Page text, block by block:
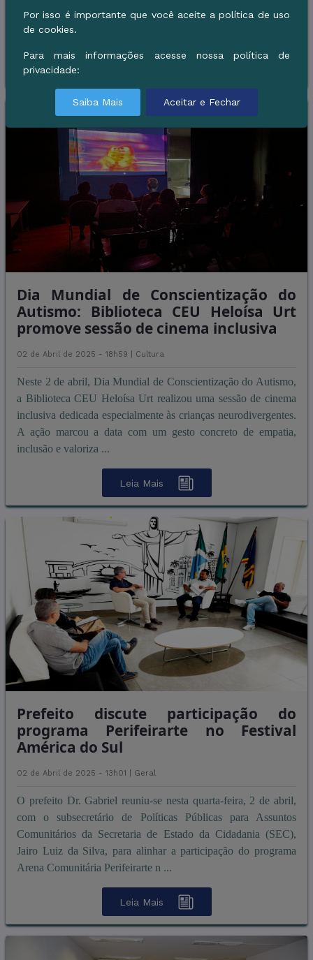
medalha de ouro na categoria Sub-15, até 81 quilos, no
Campeonato Brasileiro de Judô Regi&atil ...
Leia Mais
Dia Mundial de Conscientização do
Autismo: Biblioteca CEU Heloísa Urt
promove sessão de cinema inclusiva
02 de Abril de 2025 - 18h59 | Cultura
Neste 2 de abril, Dia Mundial de Conscientização do Autismo,
a Biblioteca CEU Heloísa Urt realizou uma sessão de cinema
inclusiva dedicada especialmente às crianças neurodivergentes.
A ação marcou a data com um gesto concreto de empatia,
inclusão e valoriza ...
Leia Mais
Prefeito discute participação do
programa Perifeirarte no Festival
América do Sul
02 de Abril de 2025 - 13h01 | Geral
O prefeito Dr. Gabriel reuniu-se nesta quarta-feira, 2 de abril,
com o subsecretário de Políticas Públicas para Assuntos
Comunitários da Secretaria de Estado da Cidadania (SEC),
Jairo Luiz da Silva, para alinhar a participação do programa
Arena Comunitária Perifeirarte n ...
Leia Mais
Por isso é importante que você aceite a política de uso
de cookies.
Para mais informações acesse nossa política de
privacidade:
Saiba Mais Aceitar e Fechar